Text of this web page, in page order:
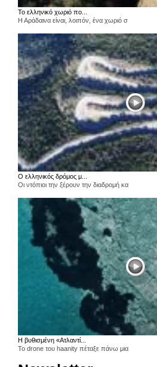
Το ελληνικό χωριό πο...
Η Αράδαινα είναι, λοιπόν, ένα χωριό σ
Ο ελληνικός δρόμος μ...
Οι ντόπιοι την ξέρουν την διαδρομή κα
Η βυθισμένη «Ατλαντί...
Το drone του haanity πέταξε πάνω μια